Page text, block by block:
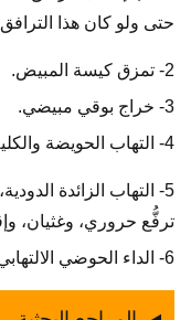
حتى ولو كان هذا
2- تمزق كيسة المبيض.
3- خراج بوقي مبيضي.
4- التهاب الحويضة والكلية.
5- التهاب الزائدة
ترفُّع حروري، وغثيان،
6- الداء الحوضي الالتهابي.